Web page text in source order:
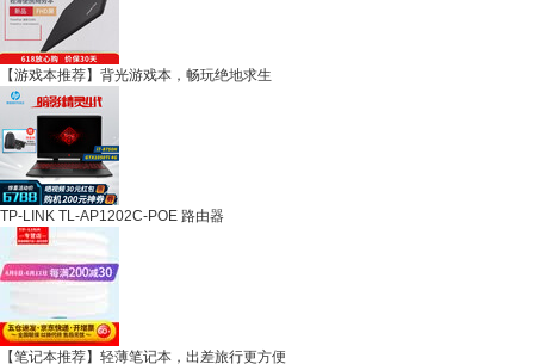
【游戏本推荐】背光游戏本，畅玩绝地求生
TP-LINK TL-AP1202C-POE 路由器
【笔记本推荐】轻薄笔记本，出差旅行更方便